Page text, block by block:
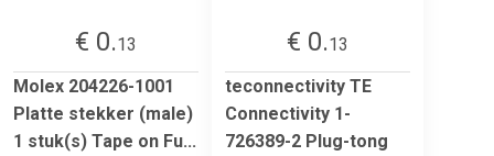
€ 0.13
Molex 204226-1001
Platte stekker (male)
1 stuk(s) Tape on Fu...
€ 0.13
teconnectivity TE
Connectivity 1-
726389-2 Plug-tong